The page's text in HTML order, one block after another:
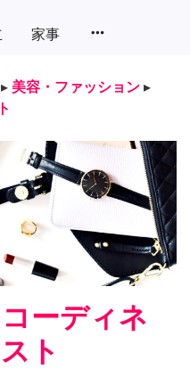
家事 more_horiz
▸ 美容・ファッション ▸
ーディネ
ト